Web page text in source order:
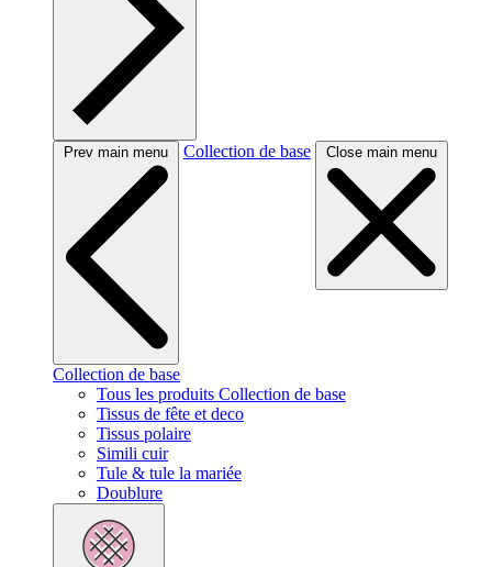
Prev main menu Collection de base Close main menu
Collection de base
Tous les produits Collection de base
Tissus de fête et deco
Tissus polaire
Simili cuir
Tule & tule la mariée
Doublure